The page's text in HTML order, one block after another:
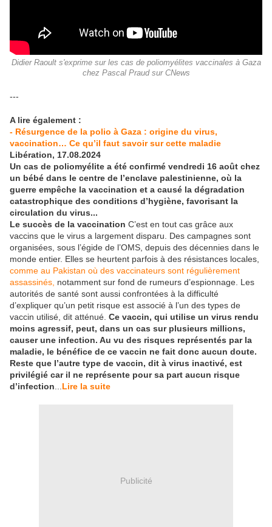
Didier Raoult s'exprime sur les cas de poliomyélites vaccinales à Gaza
chez Pascal Praud sur CNews
---
A lire également :
- Résurgence de la polio à Gaza : origine du virus,
vaccination… Ce qu’il faut savoir sur cette maladie
Libération, 17.08.2024
Un cas de poliomyélite a été confirmé vendredi 16 août chez
un bébé dans le centre de l’enclave palestinienne, où la
guerre empêche la vaccination et a causé la dégradation
catastrophique des conditions d’hygiène, favorisant la
circulation du virus...
Le succès de la vaccination C’est en tout cas grâce aux
vaccins que le virus a largement disparu. Des campagnes sont
organisées, sous l’égide de l’OMS, depuis des décennies dans le
monde entier. Elles se heurtent parfois à des résistances locales,
comme au Pakistan où des vaccinateurs sont régulièrement
assassinés, notamment sur fond de rumeurs d’espionnage. Les
autorités de santé sont aussi confrontées à la difficulté
d’expliquer qu’un petit risque est associé à l’un des types de
vaccin utilisé, dit atténué. Ce vaccin, qui utilise un virus rendu
moins agressif, peut, dans un cas sur plusieurs millions,
causer une infection. Au vu des risques représentés par la
maladie, le bénéfice de ce vaccin ne fait donc aucun doute.
Reste que l’autre type de vaccin, dit à virus inactivé, est
privilégié car il ne représente pour sa part aucun risque
d’infection
Lire la suite
Publicité